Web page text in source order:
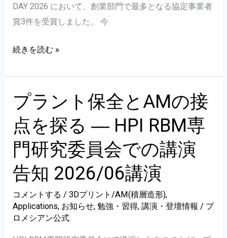
の
参
を
て
AI×
製
造
の
国
標
準
化
DAY 2026 において、創業部門で最多となる協定事業者
賞3件を受賞しました。 今
TOKYO
DEMO
DAY
2026
結
果
報
告
創
業
続きを読む »
プラント保全とAMの接
点を探る ― HPI RBM専
門研究委員会での講演
告知 2026/06講演
コメントする /3Dプリント/AM(積層造形),
Applications, お知らせ,勉強・習得,講演・登壇情報 / プ
ロメシアン公式